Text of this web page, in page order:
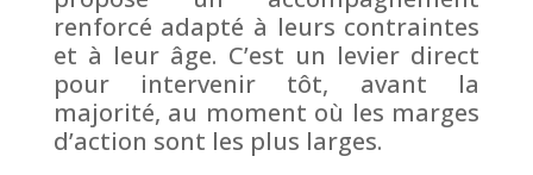
renforcé adapté à leurs contraintes
et à leur âge. C’est un levier direct
pour intervenir tôt, avant la
majorité, au moment où les marges
d’action sont les plus larges.